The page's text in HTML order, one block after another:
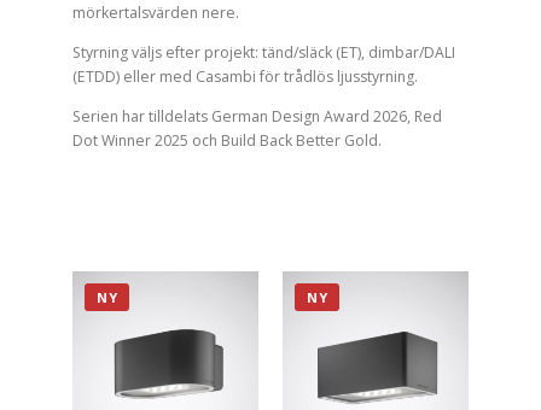
mörkertalsvärden nere.
Styrning väljs efter projekt: tänd/släck (ET), dimbar/DALI
(ETDD) eller med Casambi för trådlös ljusstyrning.
Serien har tilldelats German Design Award 2026, Red
Dot Winner 2025 och Build Back Better Gold.
NY NY